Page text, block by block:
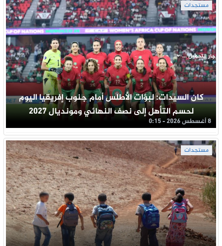
مستجدات
كان السيدات: لبؤات الأطلس أمام جنوب إفريقيا اليوم
لحسم التأهل إلى نصف النهائي ومونديال 2027
8 أغسطس 2026 - 0:15
مستجدات
جار التحميل ...